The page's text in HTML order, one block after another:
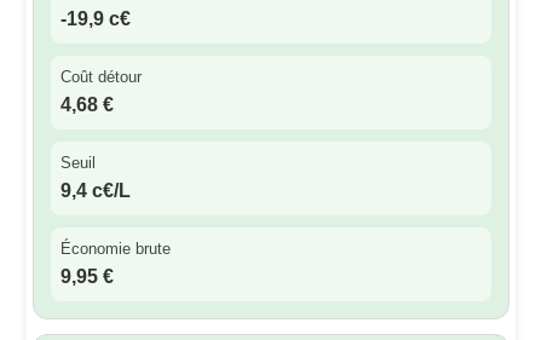
-19,9 c€
Coût détour
4,68 €
Seuil
9,4 c€/L
Économie brute
9,95 €